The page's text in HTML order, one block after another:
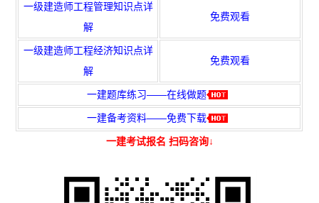
一级建造师工程管理知识点详
解
免费观看
一级建造师工程经济知识点详
解
免费观看
一建题库练习——在线做题
一建备考资料——免费下载
一建考试报名 扫码咨询↓